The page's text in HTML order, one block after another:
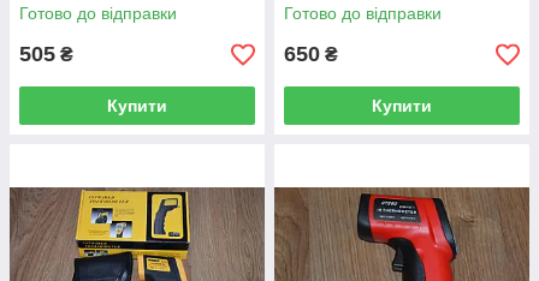
Готово до відправки
505 ₴
Купити
Готово до відправки
650 ₴
Купити